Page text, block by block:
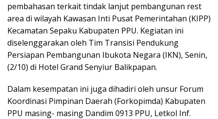
pembahasan terkait tindak lanjut pembangunan rest
area di wilayah Kawasan Inti Pusat Pemerintahan (KIPP)
Kecamatan Sepaku Kabupaten PPU. Kegiatan ini
diselenggarakan oleh Tim Transisi Pendukung
Persiapan Pembangunan Ibukota Negara (IKN), Senin,
(2/10) di Hotel Grand Senyiur Balikpapan.
Dalam kesempatan ini juga dihadiri oleh unsur Forum
Koordinasi Pimpinan Daerah (Forkopimda) Kabupaten
PPU masing- masing Dandim 0913 PPU, Letkol Inf.